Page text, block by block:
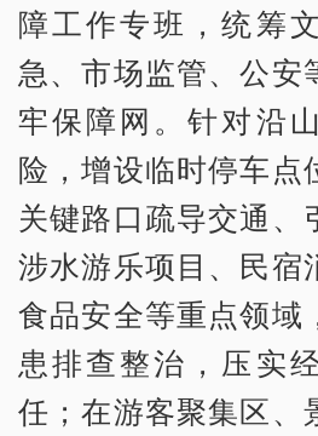
障工作专班，统筹
急、市场监管、公安
牢保障网。针对沿
险，增设临时停车点
关键路口疏导交通、
涉水游乐项目、民宿
食品安全等重点领域
患排查整治，压实
任；在游客聚集区、